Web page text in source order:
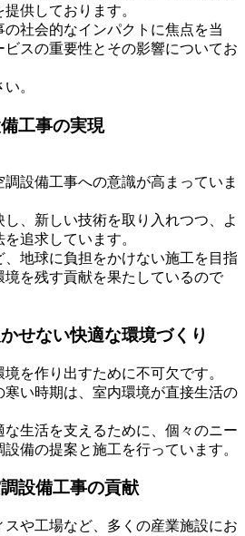
供しております。
社会的なインパクトに焦点を当
スの重要性とその影響についてお
。
工事の実現
設備工事への意識が高まっていま
、新しい技術を取り入れつつ、よ
追求しています。
地球に負担をかけない施工を目指
を残す貢献を果たしているので
せない快適な環境づくり
を作り出すために不可欠です。
い時期は、室内環境が直接生活の
生活を支えるために、個々のニー
備の提案と施工を行っています。
設備工事の貢献
や工場など、多くの産業施設にお